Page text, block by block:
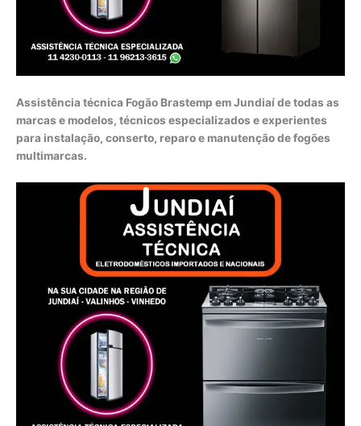
Assistência técnica Fogão Brastemp em Jundiaí de todas as
marcas e modelos, técnicos especializados e experientes
para instalação, conserto, reparo e manutenção de fogões
multimarcas.